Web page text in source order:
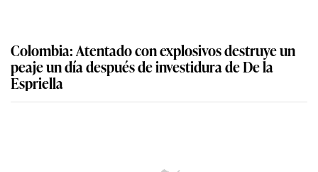
Colombia: Atentado con explosivos destruye un
peaje un día después de investidura de De la
Espriella